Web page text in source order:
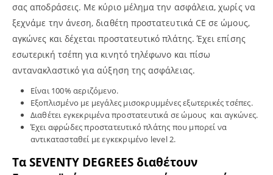
σας αποδράσεις. Με κύριο μέλημα την ασφάλεια, χωρίς να
ξεχνάμε την άνεση, διαθέτη προστατευτικά CE σε ώμους,
αγκώνες και δέχεται προστατευτικό πλάτης. Έχει επίσης
εσωτερική τσέπη για κινητό τηλέφωνο και πίσω
αντανακλαστικό για αύξηση της ασφάλειας.
Είναι 100% αεριζόμενο.
Εξοπλισμένο με μεγάλες μισοκρυμμένες εξωτερικές τσέπες.
Διαθέτει εγκεκριμένα προστατευτικά σε ώμους και αγκώνες.
Έχει αφρώδες προστατευτικό πλάτης που μπορεί να
αντικατασταθεί με εγκεκριμένο level 2.
Τα SEVENTY DEGREES διαθέτουν